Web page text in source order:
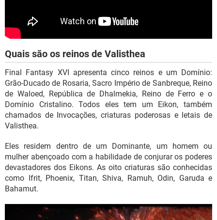
Quais são os reinos de Valisthea
Final Fantasy XVI apresenta cinco reinos e um Domínio:
Grão-Ducado de Rosaria, Sacro Império de Sanbreque, Reino
de Waloed, República de Dhalmekia, Reino de Ferro e o
Domínio Cristalino. Todos eles tem um Eikon, também
chamados de Invocações, criaturas poderosas e letais de
Valisthea.
Eles residem dentro de um Dominante, um homem ou
mulher abençoado com a habilidade de conjurar os poderes
devastadores dos Eikons. As oito criaturas são conhecidas
como Ifrit, Phoenix, Titan, Shiva, Ramuh, Odin, Garuda e
Bahamut.